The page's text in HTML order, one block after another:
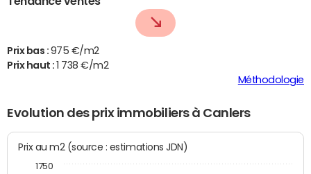
Prix bas : 975 €/m2
Prix haut :
1 738 €/m2
Méthodologie
Evolution des prix immobiliers à Canlers
Prix au m2 (source : estimations JDN)
1750